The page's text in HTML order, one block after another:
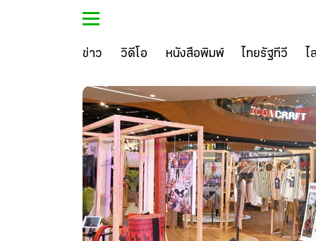
ข่าว วิดีโอ หนังสือพิมพ์ ไทยรัฐทีวี ไ